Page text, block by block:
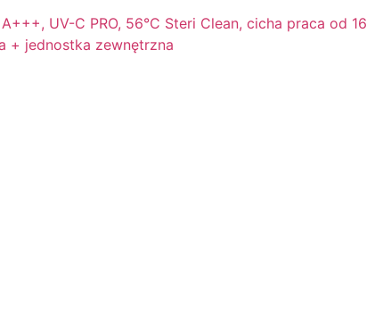
UV-C PRO, 56°C Steri Clean, cicha praca od 16
+ jednostka zewnętrzna